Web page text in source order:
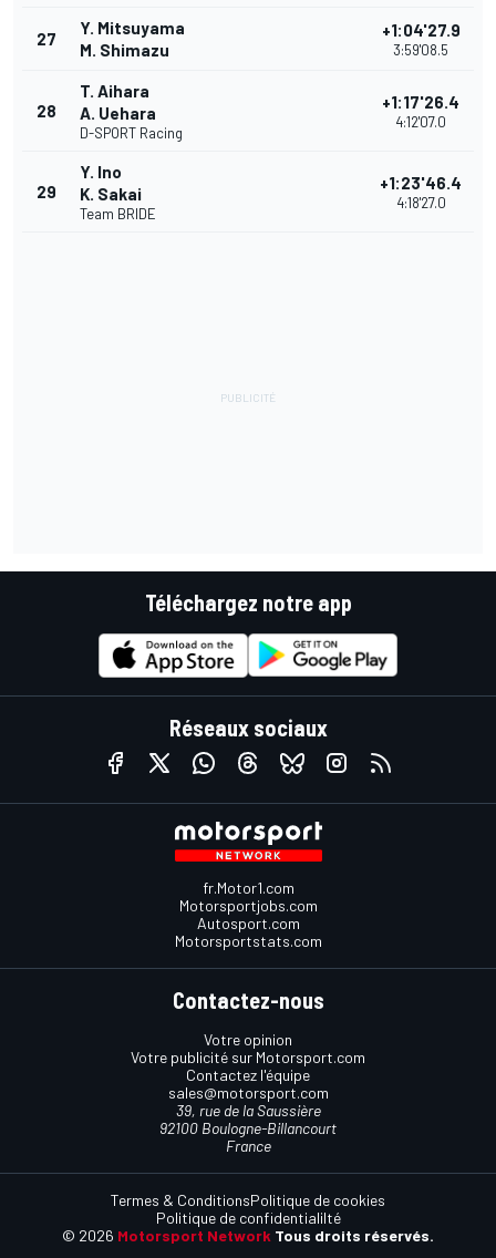
27
Y. Mitsuyama
M. Shimazu
+1:04'27.9
3:59'08.5
28
T. Aihara
A. Uehara
D-SPORT Racing
+1:17'26.4
4:12'07.0
29
Y. Ino
K. Sakai
Team BRIDE
+1:23'46.4
4:18'27.0
Téléchargez notre app
Réseaux sociaux
fr.Motor1.com
Motorsportjobs.com
Autosport.com
Motorsportstats.com
Contactez-nous
Votre opinion
Votre publicité sur Motorsport.com
Contactez l'équipe
sales@motorsport.com
39, rue de la Saussière
92100 Boulogne-Billancourt
France
© 2026 Motorsport Network Tous droits réservés.
Termes & ConditionsPolitique de cookies
Politique de confidentialilté